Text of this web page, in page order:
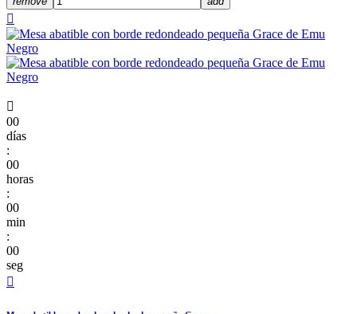


00
días
:
00
horas
:
00
min
:
00
seg
